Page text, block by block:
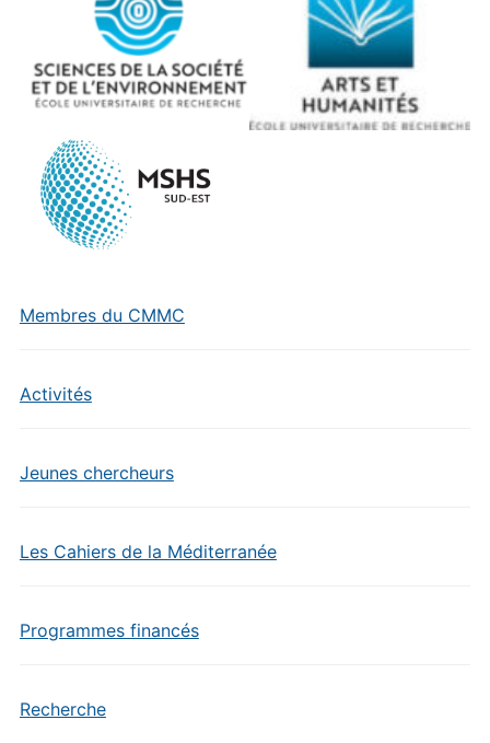
Membres du CMMC
Activités
Jeunes chercheurs
Les Cahiers de la Méditerranée
Programmes financés
Recherche